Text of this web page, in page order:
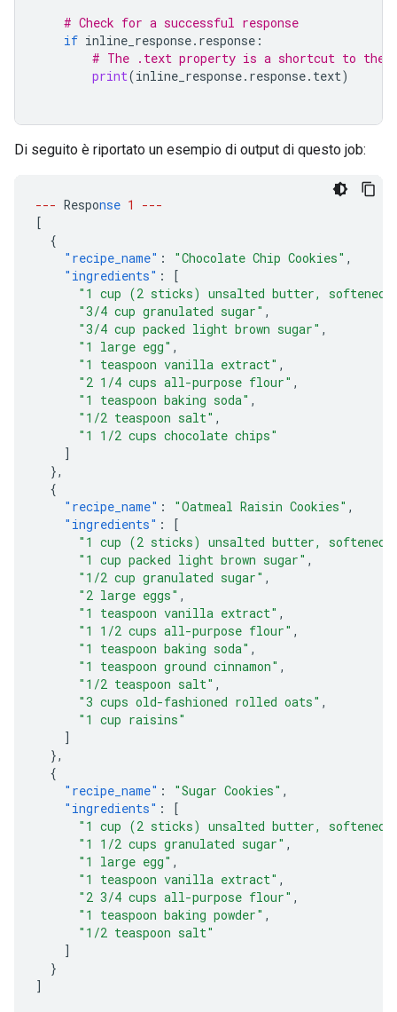
# Check for a successful response
if inline_response. response :
# The .text property is a shortcut to the
print(inline_response. response. text)
Di seguito è riportato un esempio di output di questo job:
--- Response 1
---
[
{
"recipe_name" : "Chocolate Chip Cookies" ,
"ingredients" :
[
"1 cup (2 sticks) unsalted butter, softened"
"3/4 cup granulated sugar" ,
"3/4 cup packed light brown sugar" ,
"1 large egg" ,
"1 teaspoon vanilla extract" ,
"2 1/4 cups all-purpose flour" ,
"1 teaspoon baking soda" ,
"1/2 teaspoon salt" ,
"1 1/2 cups chocolate chips"
]
},
{
"recipe_name" : "Oatmeal Raisin Cookies" ,
"ingredients" :
[
"1 cup (2 sticks) unsalted butter, softened"
"1 cup packed light brown sugar" ,
"1/2 cup granulated sugar" ,
"2 large eggs" ,
"1 teaspoon vanilla extract" ,
"1 1/2 cups all-purpose flour" ,
"1 teaspoon baking soda" ,
"1 teaspoon ground cinnamon" ,
"1/2 teaspoon salt" ,
"3 cups old-fashioned rolled oats" ,
"1 cup raisins"
]
},
{
"recipe_name" : "Sugar Cookies" ,
"ingredients" :
[
"1 cup (2 sticks) unsalted butter, softened"
"1 1/2 cups granulated sugar" ,
"1 large egg" ,
"1 teaspoon vanilla extract" ,
"2 3/4 cups all-purpose flour" ,
"1 teaspoon baking powder" ,
"1/2 teaspoon salt"
]
}
]